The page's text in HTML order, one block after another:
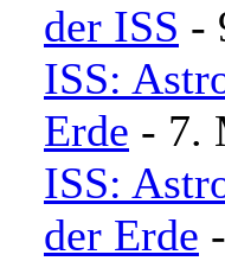
der ISS -
ISS:
Erde - 7.
ISS:
der Erde